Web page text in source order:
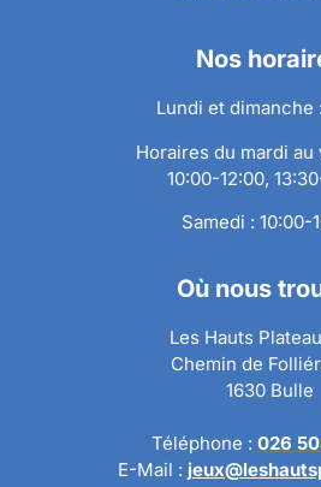
Nos
Lundi et dimanche
Horaires du mardi au
10:00-12:00,
Samedi : 10:00-
Où nous
Les Hauts
Chemin de
1630 Bulle
Téléphone : 026
E-Mail :